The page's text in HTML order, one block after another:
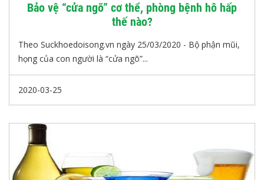
Bảo vệ “cửa ngõ” cơ thể, phòng bệnh hô hấp
thế nào?
Theo Suckhoedoisong.vn ngày 25/03/2020 - Bộ phận mũi,
họng của con người là “cửa ngõ”...
2020-03-25